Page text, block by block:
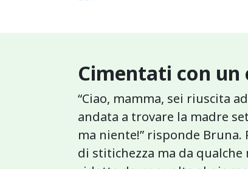
Cimentati con un
“Ciao, mamma, sei riuscita
andata a trovare la madre
ma niente!” risponde
di stitichezza ma da qualche